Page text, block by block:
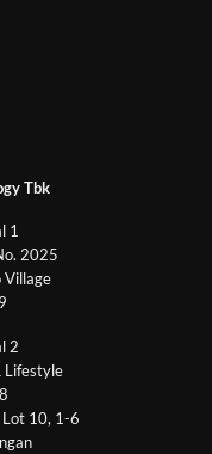
Tbk
1
2025
Village
2
Lifestyle
Lot 10, 1-6